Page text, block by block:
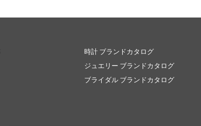
時計 ブランドカタログ
ジュエリー ブランドカタログ
ブライダル ブランドカタログ